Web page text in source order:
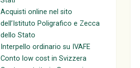
Acquisti online nel sito
dell’Istituto Poligrafico e Zecca
dello Stato
Interpello ordinario su IVAFE
Conto low cost in Svizzera